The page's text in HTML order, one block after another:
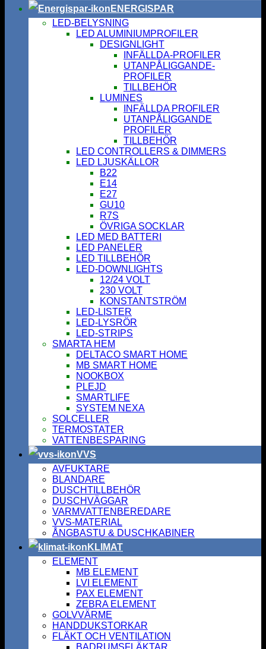
ENERGISPAR
LED-BELYSNING
LED ALUMINIUMPROFILER
DESIGNLIGHT
INFÄLLDA-PROFILER
UTANPÅLIGGANDE-
PROFILER
TILLBEHÖR
LUMINES
INFÄLLDA PROFILER
UTANPÅLIGGANDE
PROFILER
TILLBEHÖR
LED CONTROLLERS & DIMMERS
LED LJUSKÄLLOR
B22
E14
E27
GU10
R7S
ÖVRIGA SOCKLAR
LED MED BATTERI
LED PANELER
LED TILLBEHÖR
LED-DOWNLIGHTS
12/24 VOLT
230 VOLT
KONSTANTSTRÖM
LED-LISTER
LED-LYSRÖR
LED-STRIPS
SMARTA HEM
DELTACO SMART HOME
MB SMART HOME
NOOKBOX
PLEJD
SMARTLIFE
SYSTEM NEXA
SOLCELLER
TERMOSTATER
VATTENBESPARING
VVS
AVFUKTARE
BLANDARE
DUSCHTILLBEHÖR
DUSCHVÄGGAR
VARMVATTENBEREDARE
VVS-MATERIAL
ÅNGBASTU & DUSCHKABINER
KLIMAT
ELEMENT
MB ELEMENT
LVI ELEMENT
PAX ELEMENT
ZEBRA ELEMENT
GOLVVÄRME
HANDDUKSTORKAR
FLÄKT OCH VENTILATION
BADRUMSFLÄKTAR